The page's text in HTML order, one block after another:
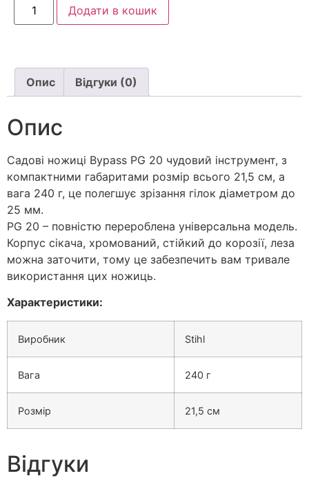
Додати в кошик
Опис Відгуки (0)
Опис
Садові ножиці Bypass PG 20 чудовий інструмент, з
компактними габаритами розмір всього 21,5 см, а
вага 240 г, це полегшує зрізання гілок діаметром до
25 мм.
PG 20 – повністю перероблена універсальна модель.
Корпус сікача, хромований, стійкий до корозії, леза
можна заточити, тому це забезпечить вам тривале
використання цих ножиць.
Характеристики:
Виробник Stihl
Вага 240 г
Розмір 21,5 см
Відгуки